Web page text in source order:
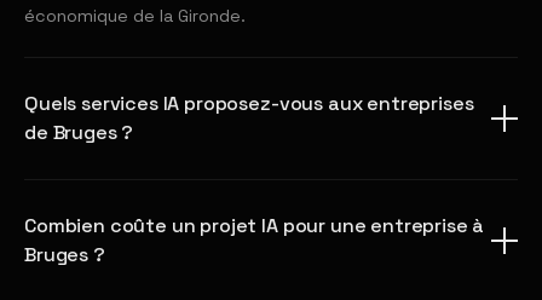
économique de la Gironde.
Quels services IA proposez-vous aux entreprises
de Bruges ?
Combien coûte un projet IA pour une entreprise à
Bruges ?